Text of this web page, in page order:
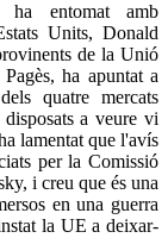
entomat amb
Units, Donald
de la Unió
ha apuntat a
quatre mercats
a veure vi
lamentat que l'avís
per la Comissió
i creu que és una
en una guerra
la UE a deixar-